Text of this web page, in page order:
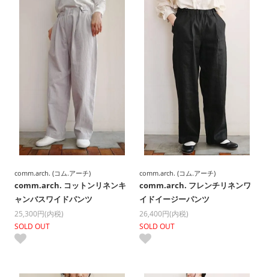
comm.arch. (コム.アーチ)
comm.arch. コットンリネンキ
ャンバスワイドパンツ
25,300円(内税)
SOLD OUT
comm.arch. (コム.アーチ)
comm.arch. フレンチリネンワ
イドイージーパンツ
26,400円(内税)
SOLD OUT